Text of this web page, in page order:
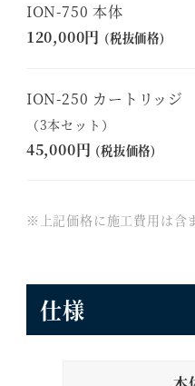
ION-750 本体
120,000円 (税抜価格)
ION-250 カートリッジ
（3本セット）
45,000円 (税抜価格)
※上記価格に施工費用は含
仕様